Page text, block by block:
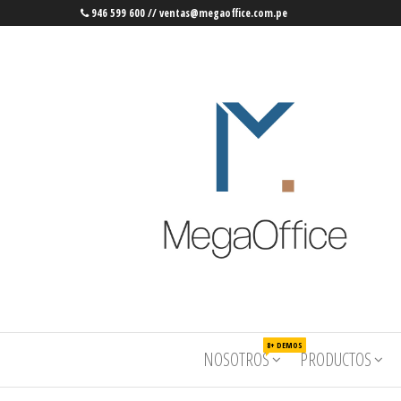
946 599 600 // ventas@megaoffice.com.pe
MegaOfficeNOSOTROS
8+ DEMOS
PRODUCTOS